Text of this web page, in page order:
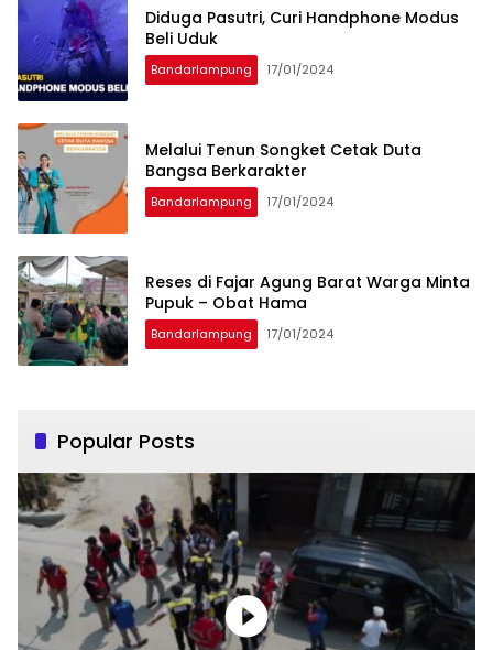
Diduga Pasutri, Curi Handphone Modus
Beli Uduk
Bandarlampung 17/01/2024
Melalui Tenun Songket Cetak Duta
Bangsa Berkarakter
Bandarlampung 17/01/2024
Reses di Fajar Agung Barat Warga Minta
Pupuk – Obat Hama
Bandarlampung 17/01/2024
Popular Posts